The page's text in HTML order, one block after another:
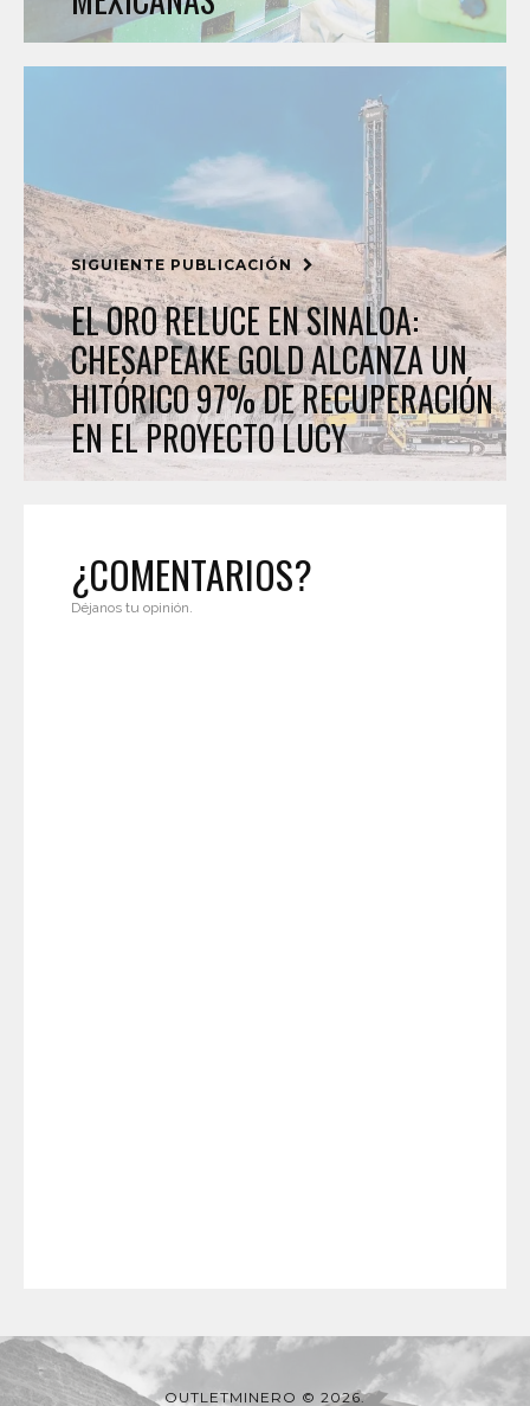
SIGUIENTE PUBLICACIÓN
EL ORO RELUCE EN SINALOA:
CHESAPEAKE GOLD ALCANZA UN
HITÓRICO 97% DE RECUPERACIÓN
EN EL PROYECTO LUCY
¿COMENTARIOS?
Déjanos tu opinión.
OUTLETMINERO © 2026.